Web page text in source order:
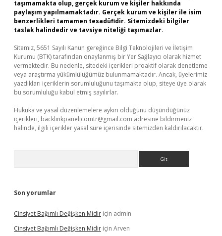
taşımamakta olup, gerçek kurum ve kişiler hakkında
paylaşım yapılmamaktadır. Gerçek kurum ve kişiler ile isim
benzerlikleri tamamen tesadüfidir. Sitemizdeki bilgiler
taslak halindedir ve tavsiye niteliği taşımazlar.
Sitemiz, 5651 Sayılı Kanun gereğince Bilgi Teknolojileri ve İletişim
Kurumu (BTK) tarafından onaylanmış bir Yer Sağlayıcı olarak hizmet
vermektedir. Bu nedenle, sitedeki içerikleri proaktif olarak denetleme
veya araştırma yükümlülüğümüz bulunmamaktadır. Ancak, üyelerimiz
yazdıkları içeriklerin sorumluluğunu taşımakta olup, siteye üye olarak
bu sorumluluğu kabul etmiş sayılırlar.
Hukuka ve yasal düzenlemelere aykırı olduğunu düşündüğünüz
içerikleri, backlinkpanelicomtr@gmail.com adresine bildirmeniz
halinde, ilgili içerikler yasal süre içerisinde sitemizden kaldırılacaktır.
Son yorumlar
Cinsiyet Bağımlı Değişken Midir için admin
Cinsiyet Bağımlı Değişken Midir için Arven